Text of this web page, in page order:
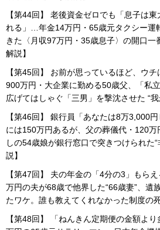
【第44回】 老後資金ゼロでも「息子は
れる」…年金14万円・65歳元タクシー運
きた〈月収97万円・35歳息子〉の開口
解説】
【第45回】 お前が思っているほど、ウ
900万円・大企業に勤める50歳父、「私
広げてはしゃぐ「三男」を撃沈させた “我
【第46回】 銀行員「あなたは8万3,000
には150万円あるが、父の葬儀代・120
しの54歳娘が銀行窓口で突きつけられた
説】
【第47回】 夫の年金の「4分の3」もら
万円の夫が68歳で他界した“66歳妻”、遺
たワケ。誰も教えてくれなかった制度の
【第48回】 「ねんきん定期便の金額よ